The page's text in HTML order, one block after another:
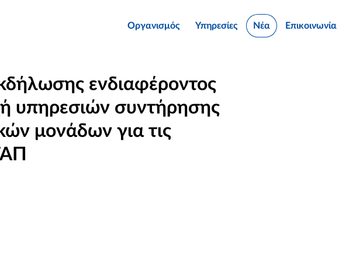
Οργανισμός Υπηρεσίες Νέα Επικοινωνία
ενδιαφέροντος
υπηρεσιών συντήρησης
μονάδων για τις